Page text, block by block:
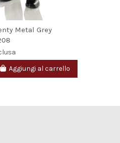
Metal Grey
Aggiungi al carrello